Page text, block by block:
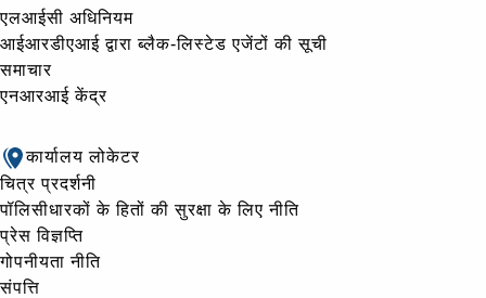
एलआईसी अधिनियम
आईआरडीएआई द्वारा ब्लैक-लिस्टेड एजेंटों की सूची
समाचार
एनआरआई केंद्र
कार्यालय लोकेटर
चित्र प्रदर्शनी
पॉलिसीधारकों के हितों की सुरक्षा के लिए नीति
प्रेस विज्ञप्ति
गोपनीयता नीति
संपत्ति